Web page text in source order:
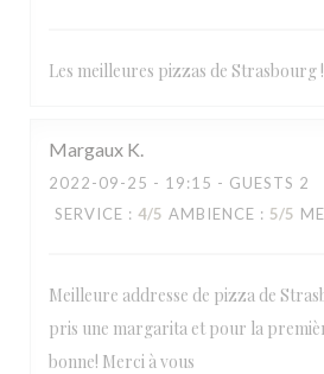
Les meilleures pizzas de Strasbourg
Margaux K
2022-09-25 - 19:15 - GUESTS 2
SERVICE : 4/5 AMBIENCE : 5/5
Meilleure addresse de pizza de
pris une margarita et pour la
bonne! Merci à vous